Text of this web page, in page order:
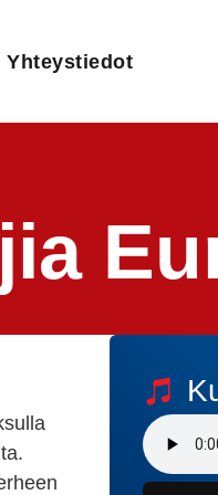
Yhteystiedot